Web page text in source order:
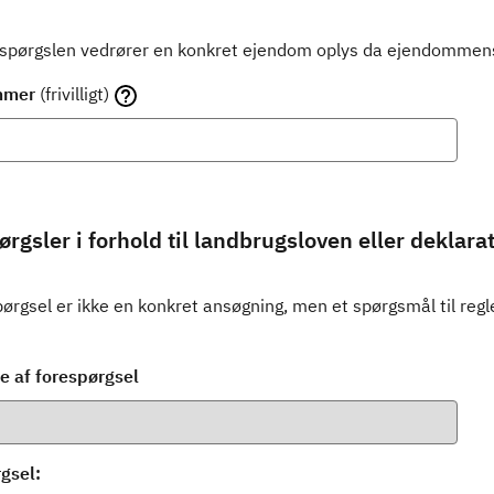
vedrører en konkret ejendom oplys da
(frivilligt)
i forhold til landbrugsloven eller
er ikke en konkret ansøgning, men et spørgsmål til
af forespørgsel